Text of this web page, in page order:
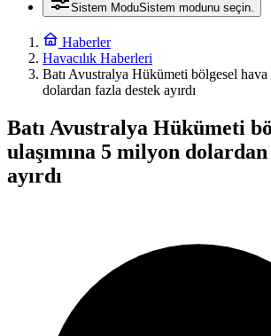
Sistem ModuSistem modunu seçin.
Haberler
Havacılık Haberleri
Batı Avustralya Hükümeti bölgesel hava
dolardan fazla destek ayırdı
Batı Avustralya Hükümeti
ulaşımına 5 milyon
ayırdı